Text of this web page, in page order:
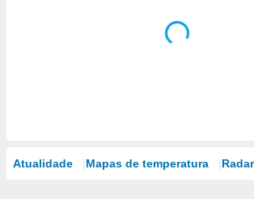
Atualidade Mapas de temperatura